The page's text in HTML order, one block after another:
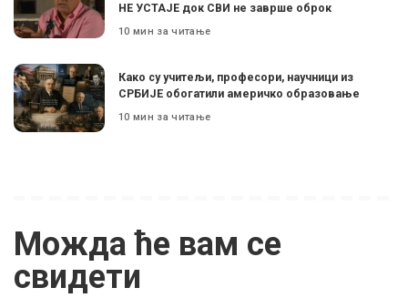
НЕ УСТАЈЕ док СВИ не заврше оброк
10 мин за читање
Како су учитељи, професори, научници из
СРБИЈЕ обогатили америчко образовање
10 мин за читање
Можда ће вам се
свидети